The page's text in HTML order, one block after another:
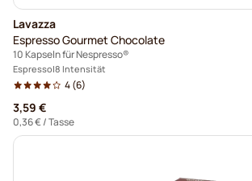
Lavazza
Espresso Gourmet Chocolate
10 Kapseln für Nespresso®
Espresso 8 Intensität
4(6)
3,59 €
0,36 €/ Tasse